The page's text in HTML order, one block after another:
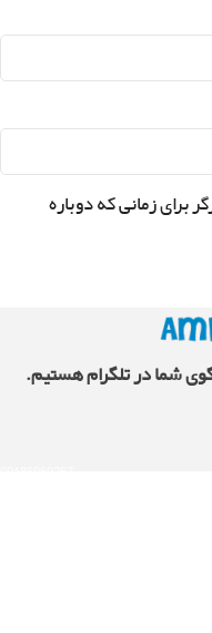
برای زمانی که دوباره
پاسخگوی شما در تلگرام هستیم.